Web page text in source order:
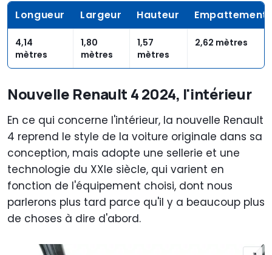
Longueur Largeur Hauteur Empattement
4,14
mètres
1,80
mètres
1,57
mètres
2,62 mètres
Nouvelle Renault 4 2024, l'intérieur
En ce qui concerne l'intérieur, la nouvelle Renault
4 reprend le style de la voiture originale dans sa
conception, mais adopte une sellerie et une
technologie du XXIe siècle, qui varient en
fonction de l'équipement choisi, dont nous
parlerons plus tard parce qu'il y a beaucoup plus
de choses à dire d'abord.